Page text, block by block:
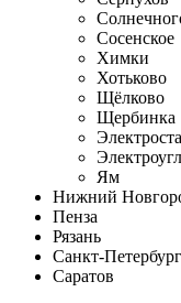
Сосенское
Химки
Хотьково
Щёлково
Щербинка
Ям
Нижний
Пенза
Рязань
Санкт-Петербург
Саратов